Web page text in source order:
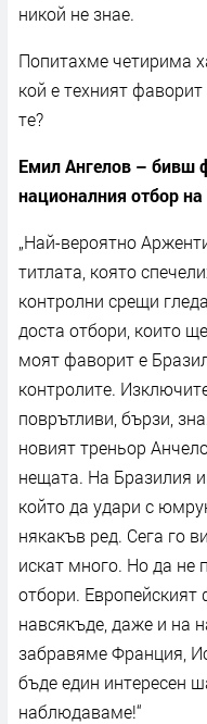
никой не знае.
Попитахме четирима
кой е техният
те?
Емил Ангелов – бивш
националния отбор
„Най-вероятно
титлата, която
контролни срещи
доста отбори, които
моят фаворит е
контролите.
поврътливи, бързи,
новият треньор
нещата. На Бразилия
който да удари с
някакъв ред. Сега го
искат много. Но да не
отбори.
навсякъде, даже и на
забравяме Франция,
бъде един интересен
наблюдаваме!“